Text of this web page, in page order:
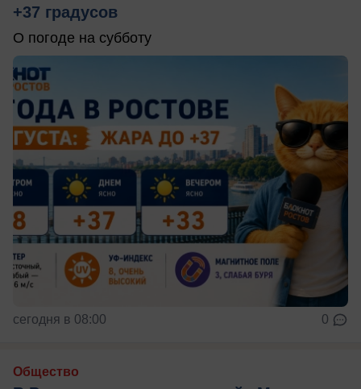
+37 градусов
О погоде на субботу
сегодня в 08:00 0
Общество